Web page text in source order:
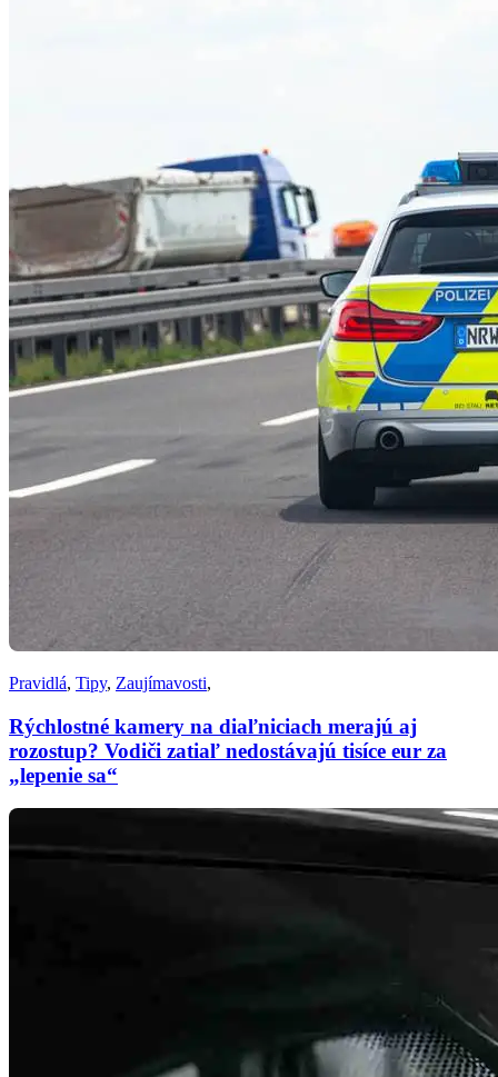
Pravidlá, Tipy, Zaujímavosti,
Rýchlostné kamery na diaľniciach merajú aj
rozostup? Vodiči zatiaľ nedostávajú tisíce eur za
„lepenie sa“